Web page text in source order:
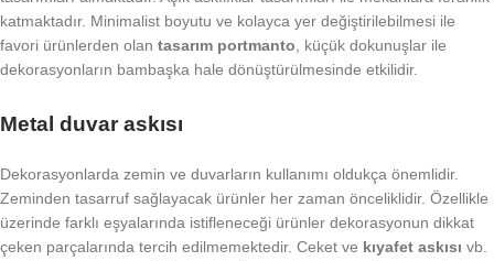
katmaktadır. Minimalist boyutu ve kolayca yer değiştirilebilmesi ile
favori ürünlerden olan tasarım portmanto , küçük dokunuşlar ile
dekorasyonların bambaşka hale dönüştürülmesinde etkilidir.
Metal duvar askısı
Dekorasyonlarda zemin ve duvarların kullanımı oldukça önemlidir.
Zeminden tasarruf sağlayacak ürünler her zaman önceliklidir. Özellikle
üzerinde farklı eşyalarında istifleneceği ürünler dekorasyonun dikkat
çeken parçalarında tercih edilmemektedir. Ceket ve kıyafet askısı vb.